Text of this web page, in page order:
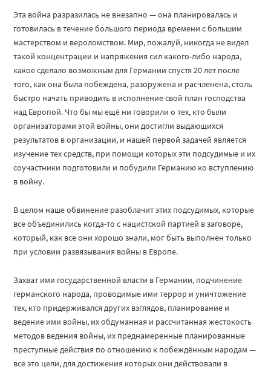
Эта война разразилась не внезапно — она планировалась и
готовилась в течение большого периода времени с большим
мастерством и вероломством. Мир, пожалуй, никогда не видел
такой концентрации и напряжения сил какого-либо народа,
какое сделало возможным для Германии спустя 20 лет после
того, как она была побеждена, разоружена и расчленена, столь
быстро начать приводить в исполнение свой план господства
над Европой. Что бы мы ещё ни говорили о тех, кто были
организаторами этой войны, они достигли выдающихся
результатов в организации, и нашей первой задачей является
изучение тех средств, при помощи которых эти подсудимые и их
соучастники подготовили и побудили Германию ко вступлению
в войну.
В целом наше обвинение разоблачит этих подсудимых, которые
все объединились когда-то с нацистской партией в заговоре,
который, как все они хорошо знали, мог быть выполнен только
при условии развязывания войны в Европе.
Захват ими государственной власти в Германии, подчинение
германского народа, проводимые ими террор и уничтожение
тех, кто придерживался других взглядов, планирование и
ведение ими войны, их обдуманная и рассчитанная жестокость
методов ведения войны, их преднамеренные планированные
преступные действия по отношению к побеждённым народам —
все это цели, для достижения которых они действовали в